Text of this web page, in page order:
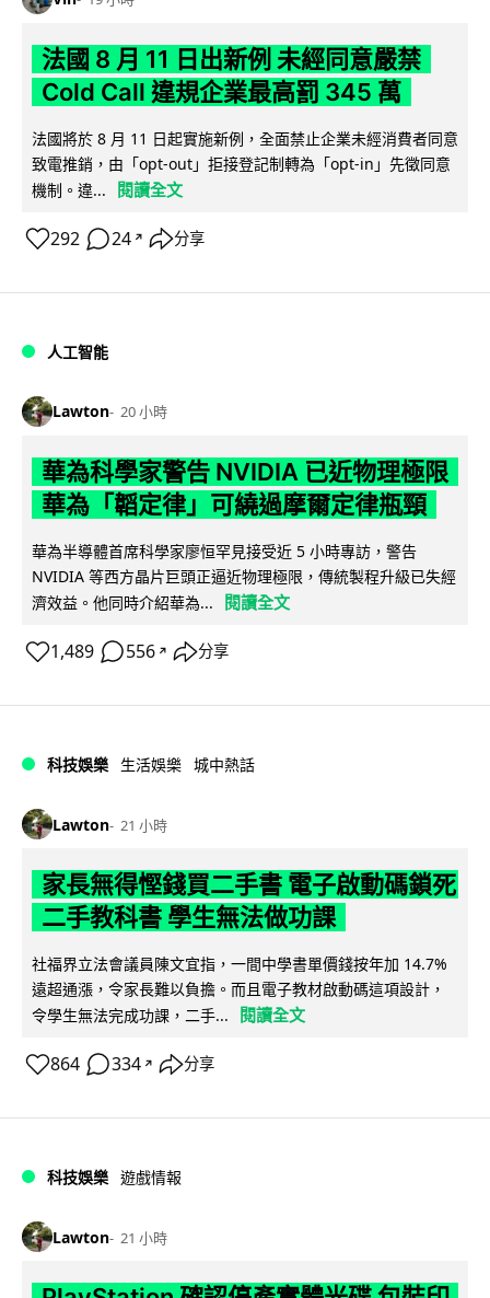
法國 8 月 11 日出新例 未經同意嚴禁
Cold Call 違規企業最高罰 345 萬
法國將於 8 月 11 日起實施新例，全面禁止企業未經消費者同意
致電推銷，由「opt-out」拒接登記制轉為「opt-in」先徵同意
機制。違...
閱讀全文
292 24 ↗ 分享
人工智能
Lawton 20 小時
華為科學家警告 NVIDIA 已近物理極限
華為「韜定律」可繞過摩爾定律瓶頸
華為半導體首席科學家廖恒罕見接受近 5 小時專訪，警告
NVIDIA 等西方晶片巨頭正逼近物理極限，傳統製程升級已失經
濟效益。他同時介紹華為...
閱讀全文
1,489 556 ↗ 分享
科技娛樂 生活娛樂 城中熱話
Lawton 21 小時
家長無得慳錢買二手書 電子啟動碼鎖死
二手教科書 學生無法做功課
社福界立法會議員陳文宜指，一間中學書單價錢按年加 14.7%
遠超通漲，令家長難以負擔。而且電子教材啟動碼這項設計，
令學生無法完成功課，二手...
閱讀全文
864 334 ↗ 分享
科技娛樂 遊戲情報
Lawton 21 小時